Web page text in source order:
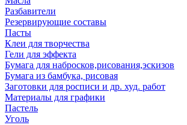
Разбавители
Резервирующие составы
Пасты
Клеи для творчества
Гели для эффекта
Бумага для набросков,рисования,эскизов
Бумага из бамбука, рисовая
Заготовки для росписи и др. худ. работ
Материалы для графики
Пастель
Уголь